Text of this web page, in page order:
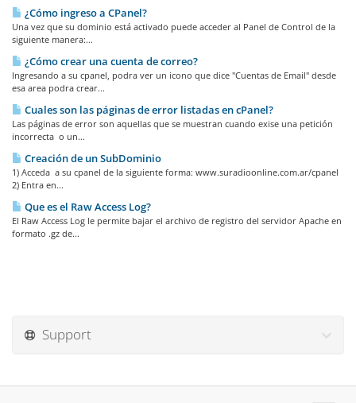
¿Cómo ingreso a CPanel?
Una vez que su dominio está activado puede acceder al Panel de Control de la
siguiente manera:...
¿Cómo crear una cuenta de correo?
Ingresando a su cpanel, podra ver un icono que dice "Cuentas de Email" desde
esa area podra crear...
Cuales son las páginas de error listadas en cPanel?
Las páginas de error son aquellas que se muestran cuando exise una petición
incorrecta o un...
Creación de un SubDominio
1) Acceda a su cpanel de la siguiente forma: www.suradioonline.com.ar/cpanel
2) Entra en...
Que es el Raw Access Log?
El Raw Access Log le permite bajar el archivo de registro del servidor Apache en
formato .gz de...
Support